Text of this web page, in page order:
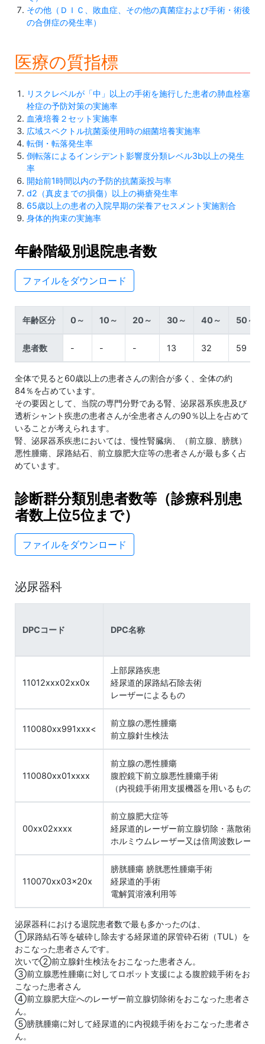
その他（ＤＩＣ、敗血症、その他の真菌症および手術・術後
の合併症の発生率）
医療の質指標
リスクレベルが「中」以上の手術を施行した患者の肺血栓塞
栓症の予防対策の実施率
血液培養２セット実施率
広域スペクトル抗菌薬使用時の細菌培養実施率
転倒・転落発生率
倒転落によるインシデント影響度分類レベル3b以上の発生
率
開始前1時間以内の予防的抗菌薬投与率
d2（真皮までの損傷）以上の褥瘡発生率
65歳以上の患者の入院早期の栄養アセスメント実施割合
身体的拘束の実施率
年齢階級別退院患者数
ファイルをダウンロード
年齢区分 0～ 10～ 20～ 30～ 40～ 50～
患者数 - - - 13 32 59
全体で見ると60歳以上の患者さんの割合が多く、全体の約
84％を占めています。
その要因として、当院の専門分野である腎、泌尿器系疾患及び
透析シャント疾患の患者さんが全患者さんの90％以上を占めて
いることが考えられます。
腎、泌尿器系疾患においては、慢性腎臓病、（前立腺、膀胱）
悪性腫瘍、尿路結石、前立腺肥大症等の患者さんが最も多く占
めています。
診断群分類別患者数等（診療科別患
者数上位5位まで）
ファイルをダウンロード
泌尿器科
DPCコード DPC名称
11012xxx02xx0x
上部尿路疾患
経尿道的尿路結石除去術
レーザーによるもの
110080xx991xxx<
前立腺の悪性腫瘍
前立腺針生検法
110080xx01xxxx
前立腺の悪性腫瘍
腹腔鏡下前立腺悪性腫瘍手術
（内視鏡手術用支援機器を用いるもの）
00xx02xxxx
前立腺肥大症等
経尿道的レーザー前立腺切除・蒸散術
ホルミウムレーザー又は倍周波数レーザ
110070xx03x20x
膀胱腫瘍 膀胱悪性腫瘍手術
経尿道的手術
電解質溶液利用等
泌尿器科における退院患者数で最も多かったのは、
①尿路結石等を破砕し除去する経尿道的尿管砕石術（TUL）を
おこなった患者さんです。
次いで②前立腺針生検法をおこなった患者さん。
③前立腺悪性腫瘍に対してロボット支援による腹腔鏡手術をお
こなった患者さん
④前立腺肥大症へのレーザー前立腺切除術をおこなった患者さ
ん。
⑤膀胱腫瘍に対して経尿道的に内視鏡手術をおこなった患者さ
ん。